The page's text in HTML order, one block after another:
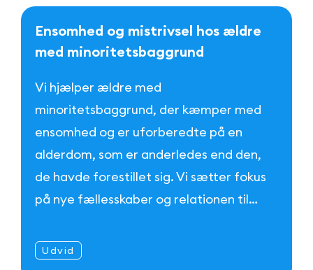
Ensomhed og mistrivsel hos ældre
med minoritetsbaggrund
Vi hjælper ældre med
minoritetsbaggrund, der kæmper med
ensomhed og er uforberedte på en
alderdom, som er anderledes end den,
de havde forestillet sig. Vi sætter fokus
på nye fællesskaber og relationen til…
Udvid